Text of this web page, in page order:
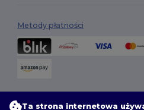
Metody płatności
Ta strona internetowa